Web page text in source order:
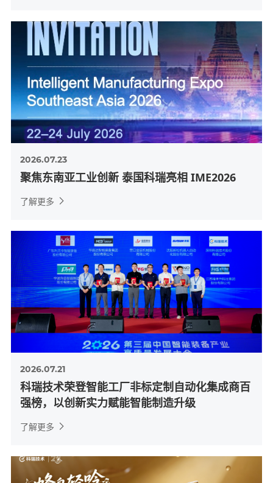
2026.07.23
聚焦东南亚工业创新 泰国科瑞亮相 IME2026
了解更多
2026.07.21
科瑞技术荣登智能工厂非标定制自动化集成商百
强榜，以创新实力赋能智能制造升级
了解更多